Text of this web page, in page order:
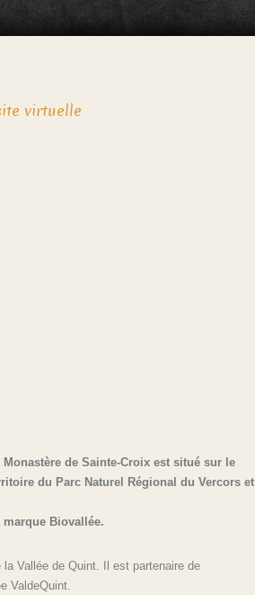
virtuelle
Monastère de Sainte-Croix est situé sur le
du Parc Naturel Régional du Vercors et
Biovallée.
la Vallée de Quint. Il est partenaire de
ValdeQuint.